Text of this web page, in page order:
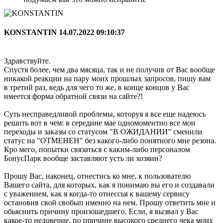
KONSTANTIN 14.07.2022 09:10:37
Здравствуйте.
Спустя более, чем два мясяца, так и не получив от Вас вообще
никакой реакции на пару моих прошлых запросов, пишу вам
в третий раз, ведь для чего то же, в конце концов у Вас
имеется форма обратной связи на сайте?!
Суть несправедливой проблемы, которуя я все еще надеюсь
решить вот в чем: в середине мае одномоментно все мои
переходы и заказы со статусом "В ОЖИДАНИИ" сменили
статус на "ОТМЕНЕН" без какого-либо понятного мне резона.
Кро мего, попытки связаться с каким-либо персоналом
БонусПарк вообще заставляют усть ли хозяин?
Прошу Вас, наконец, отнестись ко мне, к пользователю
Вашего сайта, для которых, как я понимаю вы его и создавали
с уважением, как я когда-то отнессья к вашему сервису
остановив свой свобып именно на нем. Прошу ответить мне и
обьяснить причину произошедшего. Если, я вызвал у Вас
какое-то недоверие, по причине высокого среднего чека моих